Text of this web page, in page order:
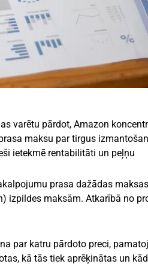
varētu pārdot, Amazon
maksu par tirgus
ietekmē rentabilitāti un peļņu
prasa dažādas
izpildes maksām. Atkarībā no
par katru pārdoto preci,
kā tās tiek aprēķinātas un